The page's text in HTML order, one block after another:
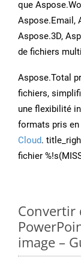
que
Aspose.Email,
Aspose.3D,
de fichiers
Aspose.Total
fichiers,
une flexibilité
formats pris
Cloud.
fichier
Convertir
image –